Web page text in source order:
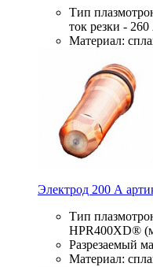
Тип
ток резки -
Материал:
Электрод 200 А
Тип
HPR400XD®
Разрезаемый
Материал: